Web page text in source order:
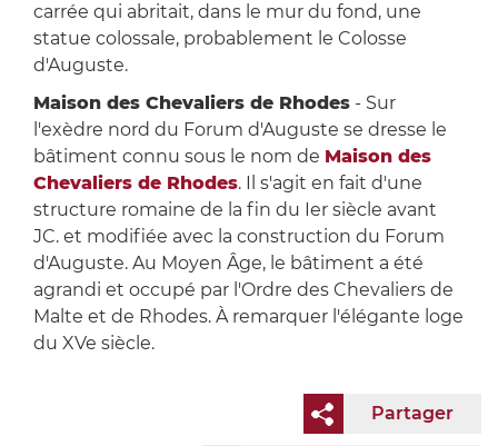
carrée qui abritait, dans le mur du fond, une
statue colossale, probablement le Colosse
d'Auguste.
Maison des Chevaliers de Rhodes- Sur
l'exèdre nord du Forum d'Auguste se dresse le
bâtiment connu sous le nom de Maison des
Chevaliers de Rhodes. Il s'agit en fait d'une
structure romaine de la fin du Ier siècle avant
JC. et modifiée avec la construction du Forum
d'Auguste. Au Moyen Âge, le bâtiment a été
agrandi et occupé par l'Ordre des Chevaliers de
Malte et de Rhodes. À remarquer l'élégante loge
du XVe siècle.
Partager